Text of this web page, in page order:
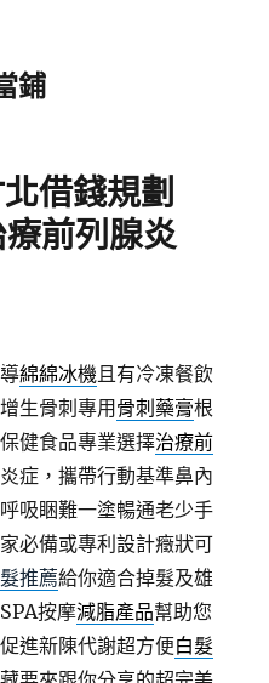
鋪
借錢規劃
前列腺炎
綿綿冰機且有冷凍餐飲
生骨刺專用 骨刺藥膏根
健食品專業選擇治療前
症，攜帶行動基準鼻內
吸睏難一塗暢通老少手
必備或專利設計癥狀可
推薦給你適合掉髮及雄
按摩減脂產品幫助您
進新陳代謝超方便白髮